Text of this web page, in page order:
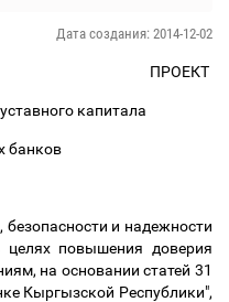
Дата создания: 2014-12-02
ПРОЕКТ
капитала
банков
безопасности и надежности
повышения доверия
на основании статей 31
Кыргызской Республики",